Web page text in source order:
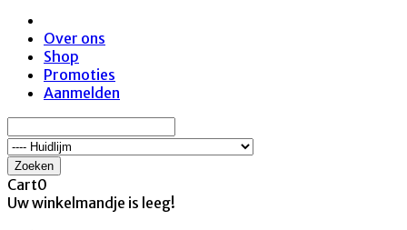
Over ons
Shop
Promoties
Aanmelden
Zoeken
Cart0
Uw winkelmandje is leeg!